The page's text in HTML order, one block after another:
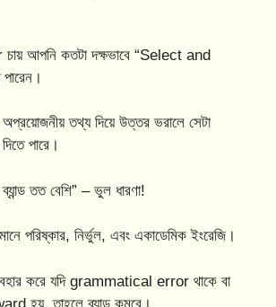
আপনি কতটা দক্ষভাবে “Select and
তথ্য দিয়ে উত্তর ভরালে সেটা
পারে।
তত বেশি” – ভুল ধারণা!
পরিষ্কার, নির্ভুল, এবং একাডেমিক ইংরেজি।
করে যদি grammatical error থাকে বা